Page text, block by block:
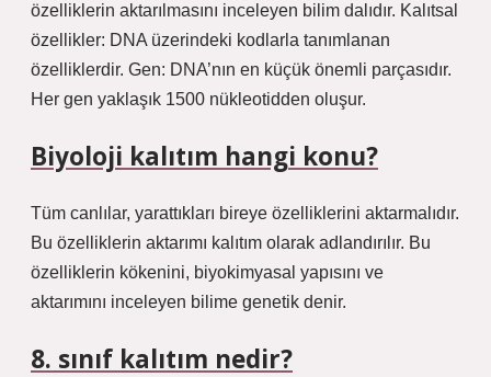
özelliklerin aktarılmasını inceleyen bilim dalıdır. Kalıtsal
özellikler: DNA üzerindeki kodlarla tanımlanan
özelliklerdir. Gen: DNA’nın en küçük önemli parçasıdır.
Her gen yaklaşık 1500 nükleotidden oluşur.
Biyoloji kalıtım hangi konu?
Tüm canlılar, yarattıkları bireye özelliklerini aktarmalıdır.
Bu özelliklerin aktarımı kalıtım olarak adlandırılır. Bu
özelliklerin kökenini, biyokimyasal yapısını ve
aktarımını inceleyen bilime genetik denir.
8. sınıf kalıtım nedir?